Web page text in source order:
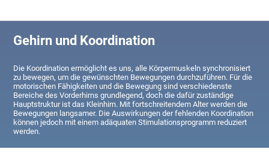
Gehirn und Koordination
Die Koordination ermöglicht es uns, alle Körpermuskeln synchronisiert
zu bewegen, um die gewünschten Bewegungen durchzuführen. Für die
motorischen Fähigkeiten und die Bewegung sind verschiedenste
Bereiche des Vorderhirns grundlegend, doch die dafür zuständige
Hauptstruktur ist das Kleinhirn. Mit fortschreitendem Alter werden die
Bewegungen langsamer. Die Auswirkungen der fehlenden Koordination
können jedoch mit einem adäquaten Stimulationsprogramm reduziert
werden.